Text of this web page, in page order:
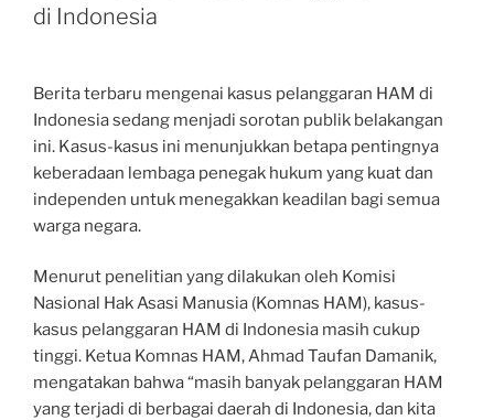
di Indonesia
Berita terbaru mengenai kasus pelanggaran HAM di
Indonesia sedang menjadi sorotan publik belakangan
ini. Kasus-kasus ini menunjukkan betapa pentingnya
keberadaan lembaga penegak hukum yang kuat dan
independen untuk menegakkan keadilan bagi semua
warga negara.
Menurut penelitian yang dilakukan oleh Komisi
Nasional Hak Asasi Manusia (Komnas HAM), kasus-
kasus pelanggaran HAM di Indonesia masih cukup
tinggi. Ketua Komnas HAM, Ahmad Taufan Damanik,
mengatakan bahwa “masih banyak pelanggaran HAM
yang terjadi di berbagai daerah di Indonesia, dan kita